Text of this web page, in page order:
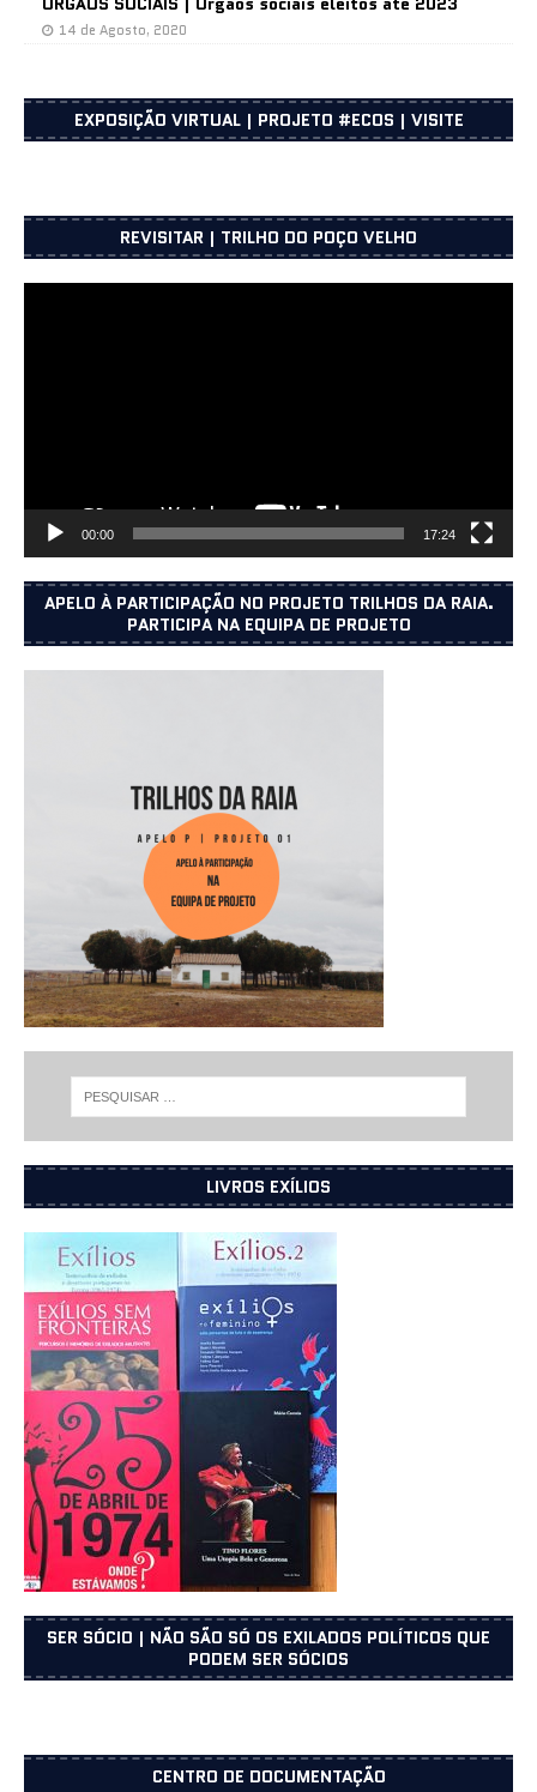
14 de Agosto, 2020
EXPOSIÇÃO VIRTUAL | PROJETO #ECOS | VISITE
REVISITAR | TRILHO DO POÇO VELHO
00:00 17:24
APELO À PARTICIPAÇÃO NO PROJETO TRILHOS DA RAIA.
PARTICIPA NA EQUIPA DE PROJETO
LIVROS EXÍLIOS
SER SÓCIO | NÃO SÃO SÓ OS EXILADOS POLÍTICOS QUE
PODEM SER SÓCIOS
CENTRO DE DOCUMENTAÇÃO